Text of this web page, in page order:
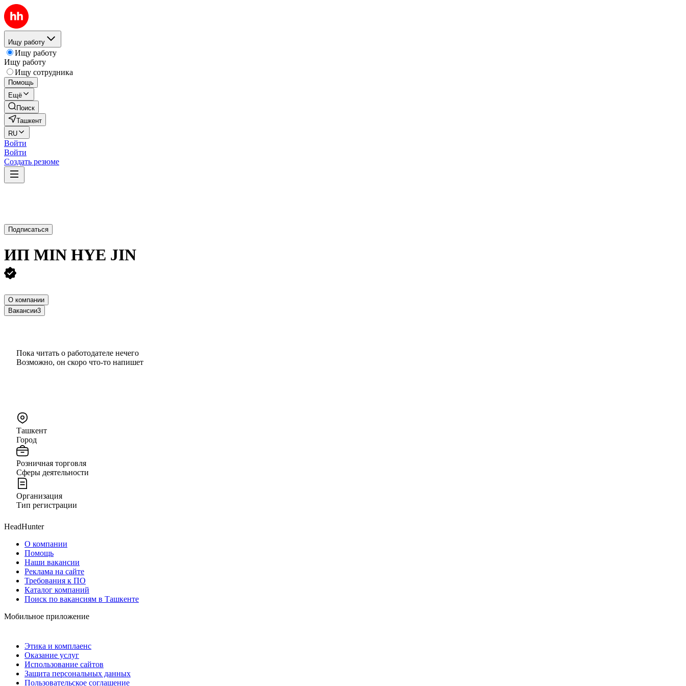
Ищу работу
Ищу работу
Ищу работу
Ищу сотрудника
Помощь
Ещё
Поиск
Ташкент
RU
Войти
Войти
Создать резюме
Подписаться
ИП MIN HYE JIN
О компании
Вакансии3
Пока читать о работодателе нечего
Возможно, он скоро что‑то напишет
Ташкент
Город
Розничная торговля
Сферы деятельности
Организация
Тип регистрации
HeadHunter
О компании
Помощь
Наши вакансии
Реклама на сайте
Требования к ПО
Каталог компаний
Поиск по вакансиям в Ташкенте
Мобильное приложение
Этика и комплаенс
Оказание услуг
Использование сайтов
Защита персональных данных
Пользовательское соглашение